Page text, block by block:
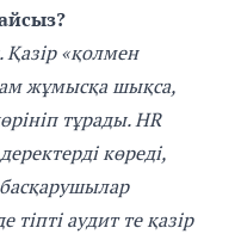
. Қазір «қолмен
жұмысқа шықса,
тұрады. HR
көреді,
тіпті аудит те қазір